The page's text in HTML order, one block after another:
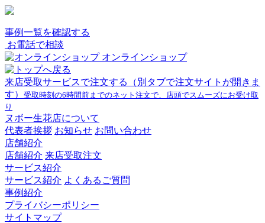
事例一覧を確認する
お電話で相談
オンラインショップ
来店受取サービスで注文する
（別タブで注文サイトが開きま
す） 受取時刻の6時間前までのネット注文で、店頭でスムーズにお受け取
り
ヌボー生花店について
代表者挨拶 お知らせ お問い合わせ
店舗紹介
店舗紹介 来店受取注文
サービス紹介
サービス紹介 よくあるご質問
事例紹介
プライバシーポリシー
サイトマップ